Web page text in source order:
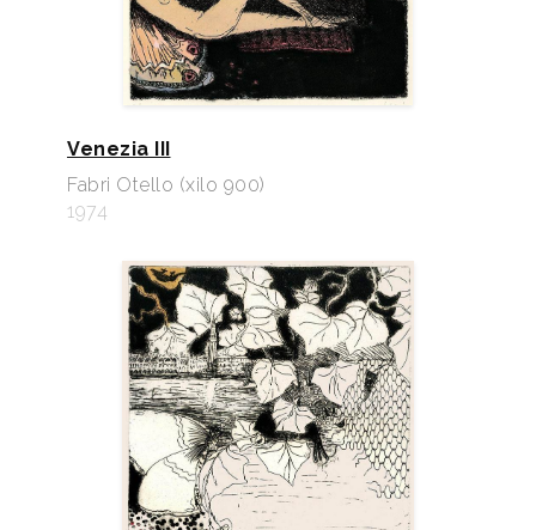
Venezia III
Fabri Otello (xilo 900)
1974